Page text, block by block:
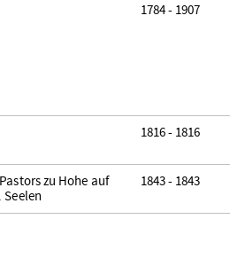
1784 - 1907
1816 - 1816
zu Hohe auf
1843 - 1843